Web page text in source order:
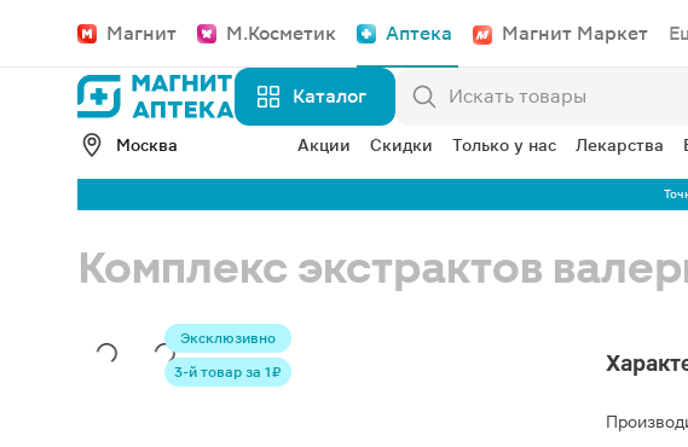
Магнит М.Косметик Аптека Магнит Маркет
Каталог
Москва Акции Скидки Только у нас Лекарства
Комплекс экстрактов
Эксклюзивно
3-й товар за 1 ₽